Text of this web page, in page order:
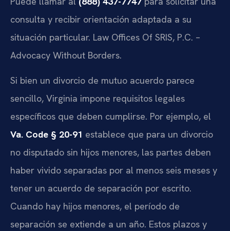
consulta y recibir orientación adaptada a su
situación particular. Law Offices Of SRIS, P.C. –
Advocacy Without Borders.
Si bien un divorcio de mutuo acuerdo parece
sencillo, Virginia impone requisitos legales
específicos que deben cumplirse. Por ejemplo, el
Va. Code § 20-91 establece que para un divorcio
no disputado sin hijos menores, las partes deben
haber vivido separadas por al menos seis meses y
tener un acuerdo de separación por escrito.
Cuando hay hijos menores, el período de
separación se extiende a un año. Estos plazos y